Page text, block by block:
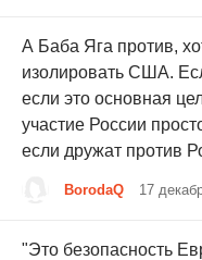
А Баба Яга против,
изолировать США.
если это основная
участие России
если дружат против
BorodaQ 17
"Это безопасность